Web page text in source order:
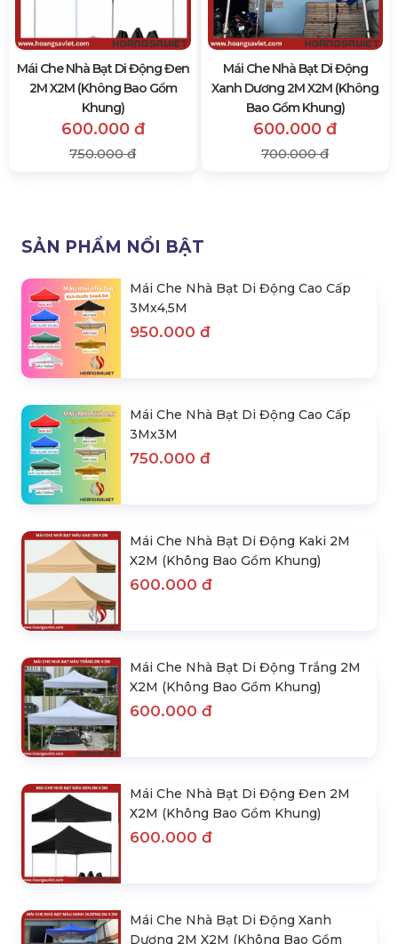
Mái Che Nhà Bạt Di Động Đen
2M X2M (Không Bao Gồm
Khung)
600.000 đ
750.000 đ
Mái Che Nhà Bạt Di Động
Xanh Dương 2M X2M (Không
Bao Gồm Khung)
600.000 đ
700.000 đ
SẢN PHẨM NỔI BẬT
Mái Che Nhà Bạt Di Động Cao Cấp
3Mx4,5M
950.000 đ
Mái Che Nhà Bạt Di Động Cao Cấp
3Mx3M
750.000 đ
Mái Che Nhà Bạt Di Động Kaki 2M
X2M (Không Bao Gồm Khung)
600.000 đ
Mái Che Nhà Bạt Di Động Trắng 2M
X2M (Không Bao Gồm Khung)
600.000 đ
Mái Che Nhà Bạt Di Động Đen 2M
X2M (Không Bao Gồm Khung)
600.000 đ
Mái Che Nhà Bạt Di Động Xanh
Dương 2M X2M (Không Bao Gồm